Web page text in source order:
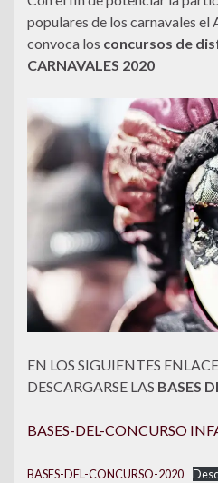
populares de los carnavales el
convoca los concursos de
CARNAVALES 2020
EN LOS SIGUIENTES
DESCARGARSE LAS BASES
BASES-DEL-CONCURSO
BASES-DEL-CONCURSO-2020